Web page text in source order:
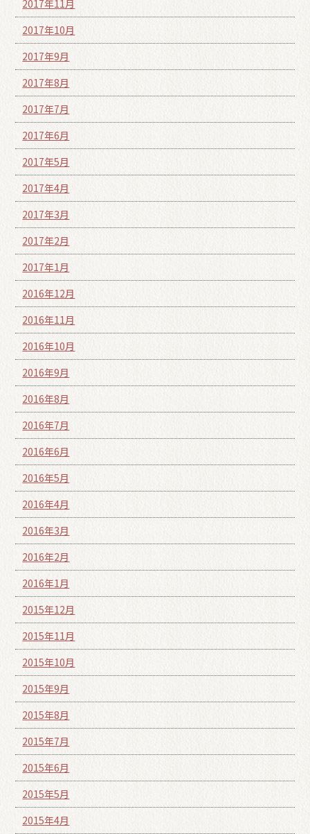
2017年11月
2017年10月
2017年9月
2017年8月
2017年7月
2017年6月
2017年5月
2017年4月
2017年3月
2017年2月
2017年1月
2016年12月
2016年11月
2016年10月
2016年9月
2016年8月
2016年7月
2016年6月
2016年5月
2016年4月
2016年3月
2016年2月
2016年1月
2015年12月
2015年11月
2015年10月
2015年9月
2015年8月
2015年7月
2015年6月
2015年5月
2015年4月